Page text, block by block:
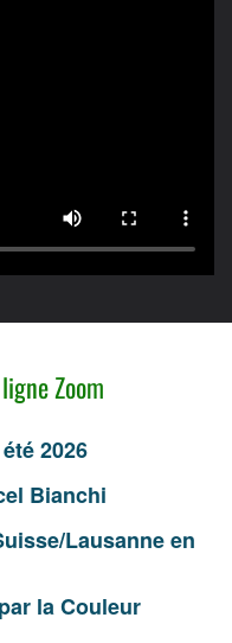
Zoom
2026
Bianchi
Lausanne en
la Couleur